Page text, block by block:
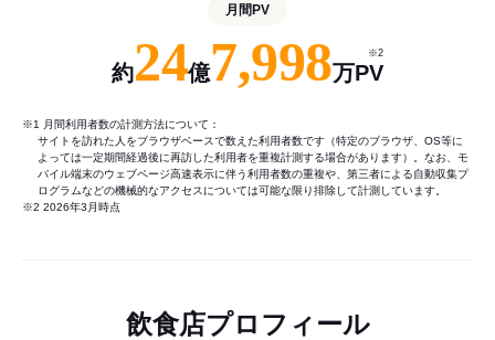
月間PV
約24億7,998万PV
※2
※1 月間利用者数の計測方法について：
サイトを訪れた人をブラウザベースで数えた利用者数です（特定のブラウザ、OS等に
よっては一定期間経過後に再訪した利用者を重複計測する場合があります）。なお、モ
バイル端末のウェブページ高速表示に伴う利用者数の重複や、第三者による自動収集プ
ログラムなどの機械的なアクセスについては可能な限り排除して計測しています。
※2 2026年3月時点
飲食店プロフィール